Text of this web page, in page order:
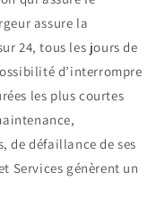
assure la
24, tous les jours de
d’interrompre
les plus courtes
de défaillance de ses
Services génèrent un